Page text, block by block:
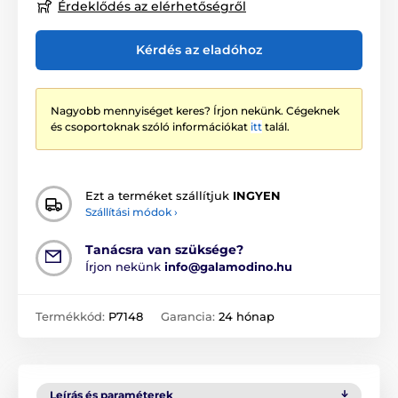
Érdeklődés az elérhetőségről
Kérdés az eladóhoz
Nagyobb mennyiséget keres? Írjon nekünk. Cégeknek
és csoportoknak szóló információkat itt talál.
Ezt a terméket szállítjuk INGYEN
Szállítási módok ›
Tanácsra van szüksége?
Írjon nekünk info@galamodino.hu
Termékkód: P7148 Garancia: 24 hónap
Leírás és paraméterek